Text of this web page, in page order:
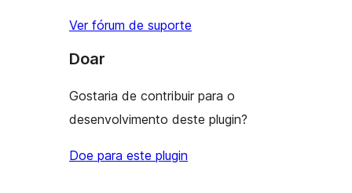
Ver fórum de suporte
Doar
Gostaria de contribuir para o
desenvolvimento deste plugin?
Doe para este plugin